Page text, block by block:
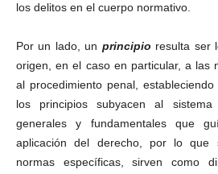
los delitos en el cuerpo normativo.
Por un lado, un principio resulta ser
origen, en el caso en particular, a las
al procedimiento penal,
los principios subyacen al
generales y fundamentales que
aplicación del derecho, por lo que
normas específicas, sirven como